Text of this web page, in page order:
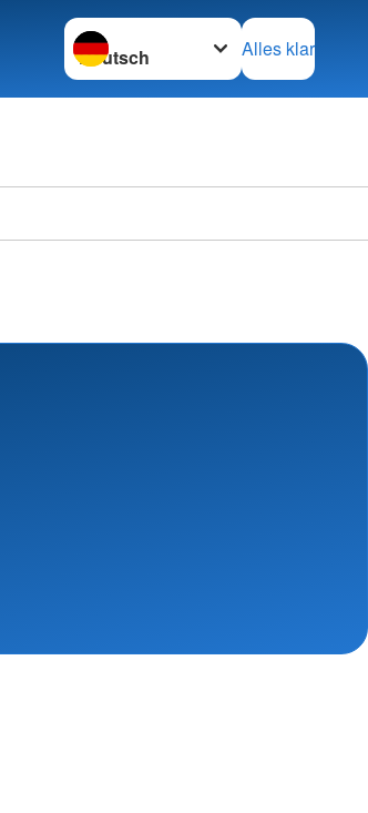
Sprache wechseln zu
Alles klar